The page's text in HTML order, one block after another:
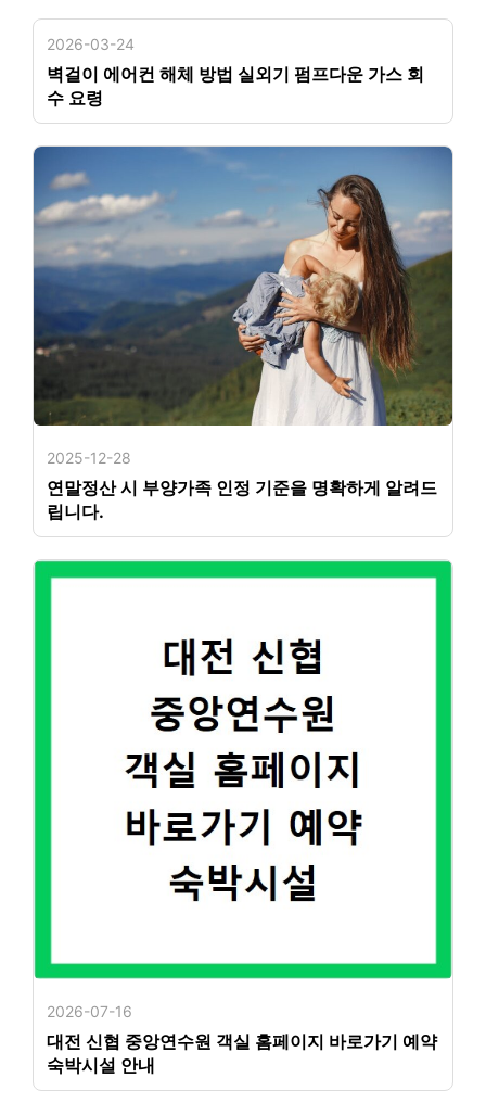
2026-03-24
벽걸이 에어컨 해체 방법 실외기 펌프다운 가스 회
수 요령
2025-12-28
연말정산 시 부양가족 인정 기준을 명확하게 알려드
립니다.
2026-07-16
대전 신협 중앙연수원 객실 홈페이지 바로가기 예약
숙박시설 안내